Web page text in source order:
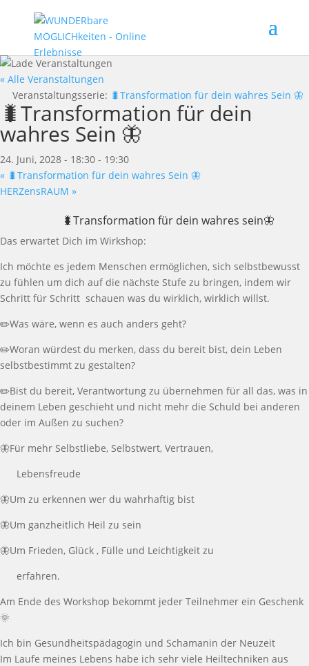
« Alle Veranstaltungen
Veranstaltungsserie: 🐛Transformation für dein wahres Sein 🦋
🐛Transformation für dein
wahres Sein 🦋
24. Juni, 2028 - 18:30 - 19:30
« 🐛Transformation für dein wahres Sein 🦋
HERZensRAUM »
🐛Transformation für dein wahres sein🦋
Das erwartet Dich im Wirkshop:
Ich möchte es jedem Menschen ermöglichen, sich selbstbewusst
zu fühlen um dich auf die nächste Stufe zu bringen, indem wir
Schritt für Schritt schauen was du wirklich, wirklich willst.
✏️Was wäre, wenn es auch anders geht?
✏️Woran würdest du merken, dass du bereit bist, dein Leben
selbstbestimmt zu gestalten?
✏️Bist du bereit, Verantwortung zu übernehmen für all das, was in
deinem Leben geschieht und nicht mehr die Schuld bei anderen
oder im Außen zu suchen?
🦋Für mehr Selbstliebe, Selbstwert, Vertrauen,
Lebensfreude
🦋Um zu erkennen wer du wahrhaftig bist
🦋Um ganzheitlich Heil zu sein
🦋Um Frieden, Glück , Fülle und Leichtigkeit zu
erfahren.
Am Ende des Workshop bekommt jeder Teilnehmer ein Geschenk
🌞
Ich bin Gesundheitspädagogin und Schamanin der Neuzeit
Im Laufe meines Lebens habe ich sehr viele Heiltechniken aus